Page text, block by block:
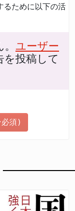
るために以下の活
ユーザー
を投稿して
須)